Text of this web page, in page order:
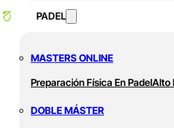
PADEL
MASTERS ONLINE
Preparación Física En PadelAlto
DOBLE MÁSTER